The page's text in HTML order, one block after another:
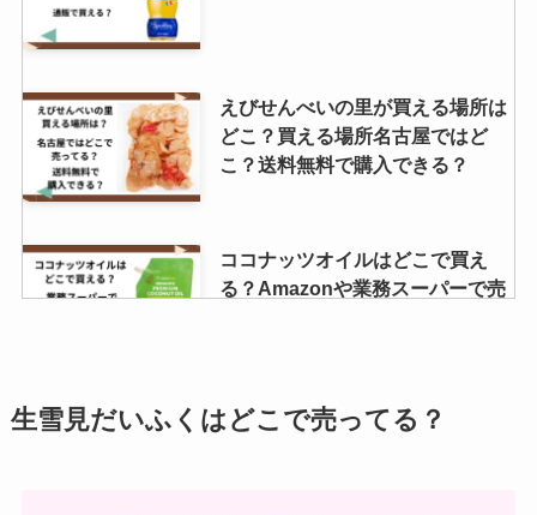
赤い帽子お菓子どこで売ってる？
イオンやセブンイレブンでの取扱
いは？？
ピーカンナッツはどこで買える？
店舗東京ではどこで売ってる？カ
ルディで手に入る？
ビニで買える？
えびせんべいの里が買える場所は
どこ？買える場所名古屋ではど
こ？送料無料で購入できる？
ココナッツオイルはどこで買え
る？Amazonや業務スーパーで売
かっぱえびせんチョコはどこで売
生雪見だいふくはどこで売ってる？